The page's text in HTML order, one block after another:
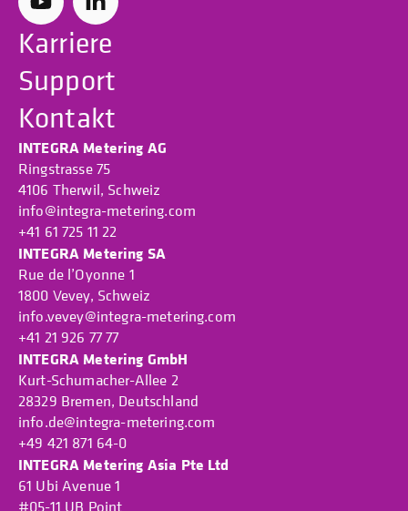
Karriere
Support
Kontakt
INTEGRA Metering AG
Ringstrasse 75
4106 Therwil, Schweiz
info@integra-metering.com
+41 61 725 11 22
INTEGRA Metering SA
Rue de l’Oyonne 1
1800 Vevey, Schweiz
info.vevey@integra-metering.com
+41 21 926 77 77
INTEGRA Metering GmbH
Kurt-Schumacher-Allee 2
28329 Bremen, Deutschland
info.de@integra-metering.com
+49 421 871 64-0
INTEGRA Metering Asia Pte Ltd
61 Ubi Avenue 1
#05-11 UB Point